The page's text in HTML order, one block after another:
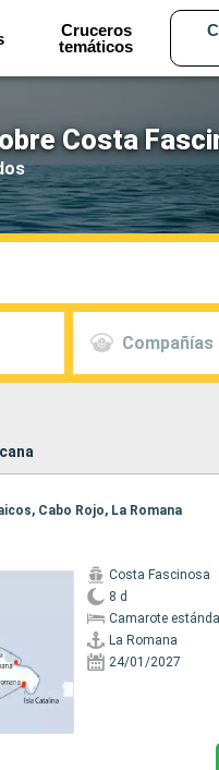
Cruceros
temáticos
Costa
Compañías
Cabo Rojo, La Romana
Costa Fascinosa
8 d
Camarote
La Romana
24/01/2027